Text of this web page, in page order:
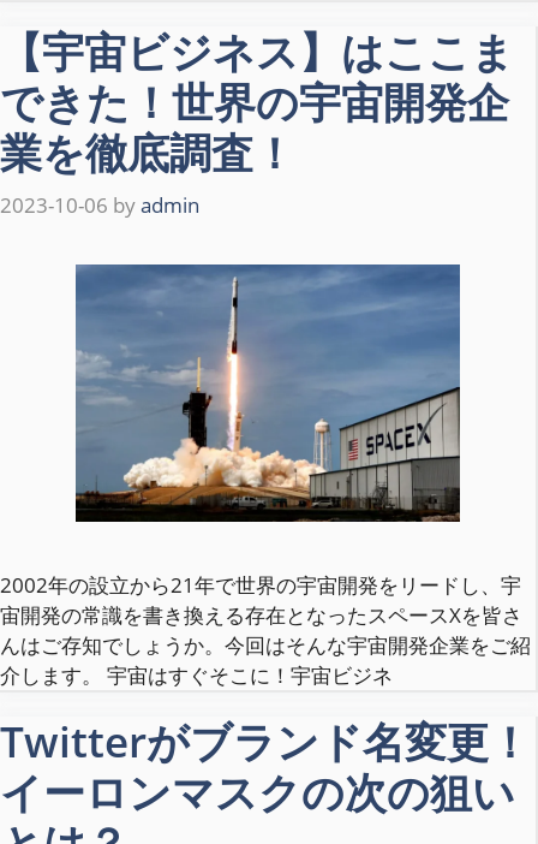
【宇宙ビジネス】はここま
できた！世界の宇宙開発企
業を徹底調査！
2023-10-06 byadmin
2002年の設立から21年で世界の宇宙開発をリードし、宇
宙開発の常識を書き換える存在となったスペースXを皆さ
んはご存知でしょうか。今回はそんな宇宙開発企業をご紹
介します。 宇宙はすぐそこに！宇宙ビジネ
Twitterがブランド名変更！
イーロンマスクの次の狙い